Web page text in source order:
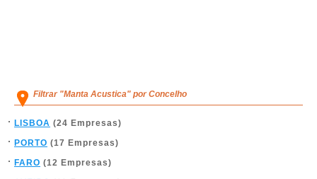
Filtrar "Manta Acustica" por Concelho
LISBOA (24 Empresas)
PORTO (17 Empresas)
FARO (12 Empresas)